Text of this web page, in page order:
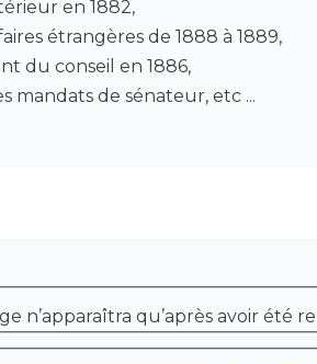
en 1882,
étrangères de 1888 à 1889,
du conseil en 1886,
mandats de sénateur, etc ...
n’apparaîtra qu’après avoir été